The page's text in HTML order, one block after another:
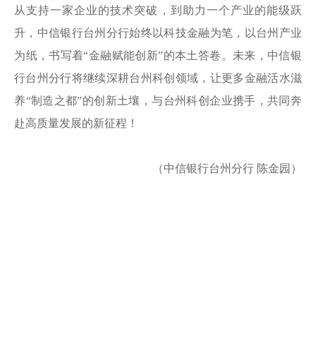
从支持一家企业的技术突破，到助力一个产业的能级跃
升，中信银行台州分行始终以科技金融为笔，以台州产业
为纸，书写着“金融赋能创新”的本土答卷。未来，中信银
行台州分行将继续深耕台州科创领域，让更多金融活水滋
养“制造之都”的创新土壤，与台州科创企业携手，共同奔
赴高质量发展的新征程！
（中信银行台州分行 陈金园）